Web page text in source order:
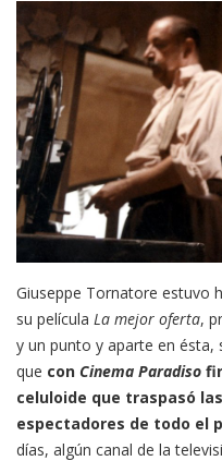
Giuseppe Tornatore estuvo
su película La mejor oferta,
y un punto y aparte en
que con Cinema Paradiso
celuloide que traspasó
espectadores de todo el
días, algún canal de la